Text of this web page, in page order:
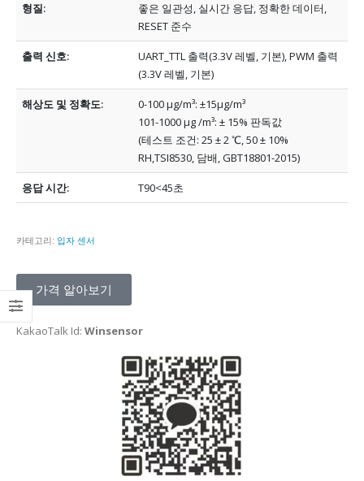
형질:
좋은 일관성, 실시간 응답, 정확한 데이터,
RESET 준수
출력 신호:
UART_TTL 출력(3.3V 레벨, 기본), PWM 출력
(3.3V 레벨, 기본)
해상도 및 정확도:
0-100 μg/m³: ±15μg/m³
101-1000 μg /m³: ± 15% 판독값
(테스트 조건: 25 ± 2 ℃, 50 ± 10%
RH,TSI8530, 담배, GBT18801-2015)
응답 시간: T90<45초
카테고리: 입자 센서
가격 알아보기
KakaoTalk Id: Winsensor